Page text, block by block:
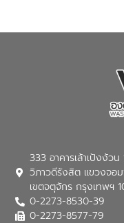
333 อาคารเล้าเป้งง้ว
วิภาวดีรังสิต แขวงจอ
เขตจตุจักร กรุงเทพฯ
0-2273-8530-39
0-2273-8577-79